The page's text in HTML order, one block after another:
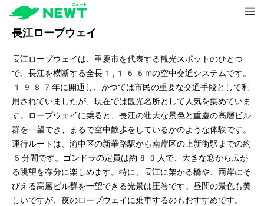
長江ロープウェイ
長江ロープウェイは、重慶市を代表する観光スポットのひとつ
で、長江を横断する全長1,166mの空中交通システムです。
1987年に開通し、かつては市民の重要な交通手段として利
用されていましたが、現在では観光名所として人気を集めていま
す。ロープウェイに乗ると、長江の壮大な景色と重慶の高層ビル
群を一望でき、まるで空中散歩をしているかのような体験です。
運行ルートは、渝中区の新華路駅から南岸区の上新街駅までの約
5分間です。ゴンドラの定員は約80人で、大きな窓から広が
る眺望を存分に楽しめます。特に、長江に架かる橋や、両岸にそ
びえる高層ビル群を一望できる光景は圧巻です。昼間の景色も美
しいですが、夜のロープウェイに乗車するのもおすすめです。